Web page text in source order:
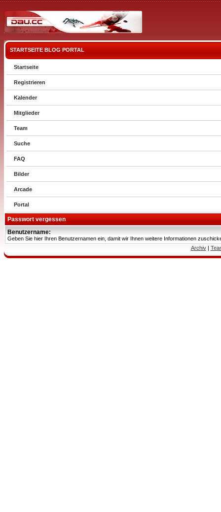
STARTSEITE BLOG PORTAL
Startseite
Registrieren
Kalender
Mitglieder
Team
Suche
FAQ
Bilder
Arcade
Portal
Passwort vergessen
Benutzername:
Geben Sie hier Ihren Benutzernamen ein, damit wir Ihnen weitere Informationen
Archiv|